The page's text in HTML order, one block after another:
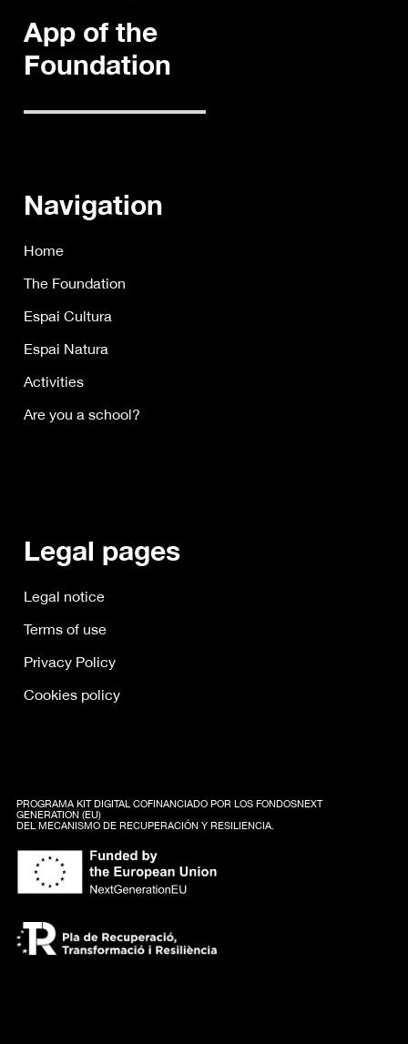
Navigation
Home
The Foundation
Espai Cultura
Espai Natura
Activities
Are you a school?
Legal pages
Legal notice
Terms of use
Privacy Policy
Cookies policy
App of the
Foundation
PROGRAMA KIT DIGITAL COFINANCIADO POR LOS FONDOSNEXT
GENERATION (EU)
DEL MECANISMO DE RECUPERACIÓN Y RESILIENCIA.